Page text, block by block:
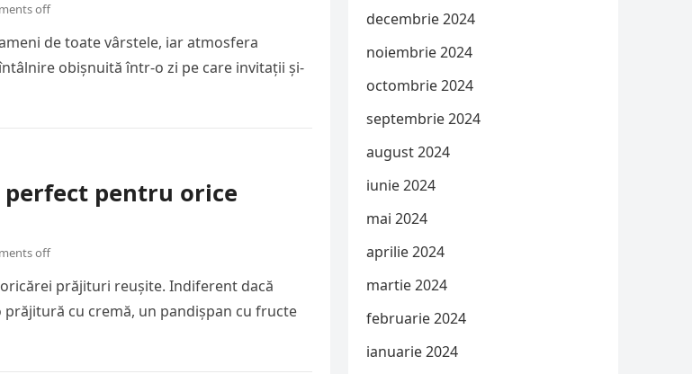
off
de toate vârstele, iar atmosfera
obișnuită într-o zi pe care invitații și-
pentru orice
off
prăjituri reușite. Indiferent dacă
cu cremă, un pandișpan cu fructe
decembrie 2024
noiembrie 2024
octombrie 2024
septembrie 2024
august 2024
iunie 2024
mai 2024
aprilie 2024
martie 2024
februarie 2024
ianuarie 2024